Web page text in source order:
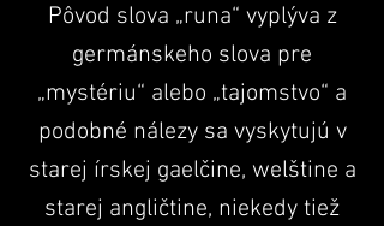
Pôvod slova „runa“ vyplýva z
germánskeho slova pre
„mystériu“ alebo „tajomstvo“ a
podobné nálezy sa vyskytujú v
starej írskej gaelčine, welštine a
starej angličtine, niekedy tiež